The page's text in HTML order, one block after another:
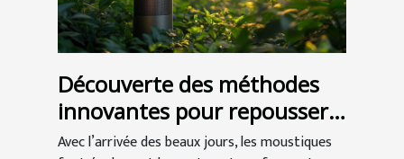
Découverte des méthodes
innovantes pour repousser
les moustiques
Avec l’arrivée des beaux jours, les moustiques